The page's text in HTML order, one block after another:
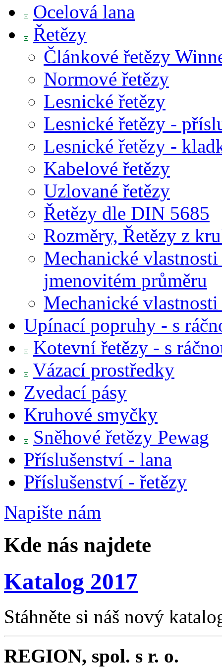
Ocelová lana
Řetězy
Článkové řetězy
Normové řetězy
Lesnické řetězy
Lesnické řetězy -
Lesnické řetězy -
Kabelové řetězy
Uzlované řetězy
Řetězy dle DIN 5685
Rozměry, Řetězy z
Mechanické
jmenovitém průměru
Mechanické
Upínací popruhy - s
Kotevní řetězy - s
Vázací prostředky
Zvedací pásy
Kruhové smyčky
Sněhové řetězy Pewag
Příslušenství - lana
Příslušenství - řetězy
Napište nám
Kde nás najdete
Katalog 2017
Stáhněte si náš nový
REGION, spol. s r. o.